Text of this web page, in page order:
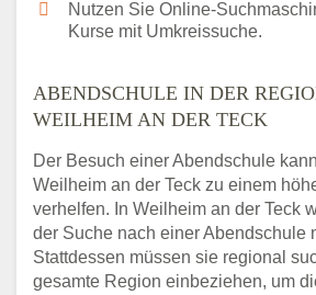
Nutzen Sie Online-
Kurse mit Umkreissuche.
ABENDSCHULE IN DER
WEILHEIM AN DER TECK
Der Besuch einer Abendschule
Weilheim an der Teck zu einem
verhelfen. In Weilheim an der Teck
der Suche nach einer Abendschule
Stattdessen müssen sie regional
gesamte Region einbeziehen, um